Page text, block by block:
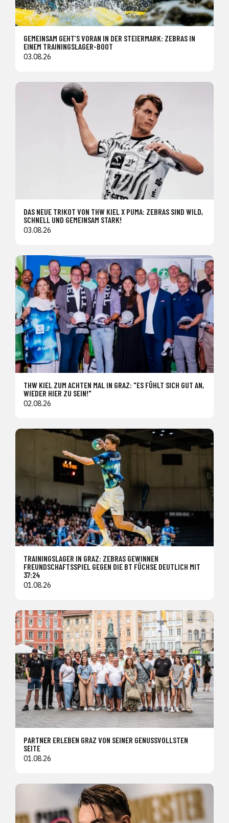
GEMEINSAM GEHT’S VORAN IN DER STEIERMARK: ZEBRAS IN
EINEM TRAININGSLAGER-BOOT
03.08.26
DAS NEUE TRIKOT VON THW KIEL X PUMA: ZEBRAS SIND WILD,
SCHNELL UND GEMEINSAM STARK!
03.08.26
THW KIEL ZUM ACHTEN MAL IN GRAZ: "ES FÜHLT SICH GUT AN,
WIEDER HIER ZU SEIN!"
02.08.26
TRAININGSLAGER IN GRAZ: ZEBRAS GEWINNEN
FREUNDSCHAFTSSPIEL GEGEN DIE BT FÜCHSE DEUTLICH MIT
37:24
01.08.26
PARTNER ERLEBEN GRAZ VON SEINER GENUSSVOLLSTEN
SEITE
01.08.26